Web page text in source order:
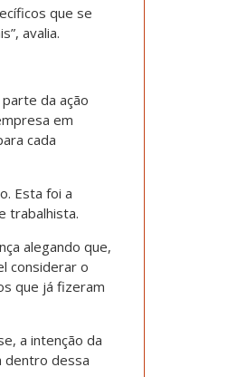
que se
avalia.
da ação
em
cada
Esta foi a
trabalhista.
alegando que,
considerar o
que já fizeram
a intenção da
dentro dessa